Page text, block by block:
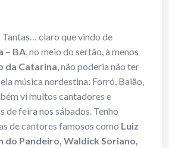
Tantas… claro que vindo de
– BA, no meio do sertão, à menos
da Catarina, não poderia não ter
música nordestina: Forró, Baião,
vi muitos cantadores e
de feira nos sábados. Tenho
de cantores famosos como Luiz
do Pandeiro, Waldick Soriano,